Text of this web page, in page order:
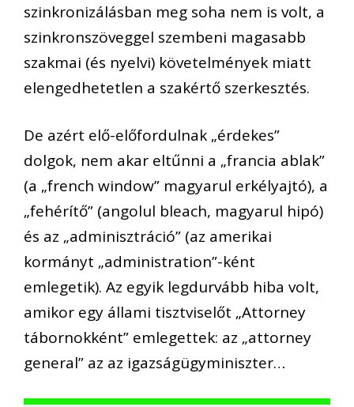
szinkronizálásban meg soha nem is volt, a
szinkronszöveggel szembeni magasabb
szakmai (és nyelvi) követelmények miatt
elengedhetetlen a szakértő szerkesztés.
De azért elő-előfordulnak „érdekes”
dolgok, nem akar eltűnni a „francia ablak”
(a „french window” magyarul erkélyajtó), a
„fehérítő” (angolul bleach, magyarul hipó)
és az „adminisztráció” (az amerikai
kormányt „administration”-ként
emlegetik). Az egyik legdurvább hiba volt,
amikor egy állami tisztviselőt „Attorney
tábornokként” emlegettek: az „attorney
general” az az igazságügyminiszter…